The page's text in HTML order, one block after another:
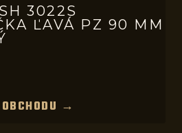
3022S
ĽAVÁ PZ 90 MM
→